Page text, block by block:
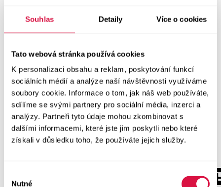
Souhlas Detaily Více o cookies
Tato webová stránka používá cookies
K personalizaci obsahu a reklam, poskytování funkcí
sociálních médií a analýze naší návštěvnosti využíváme
soubory cookie. Informace o tom, jak náš web používáte,
sdílíme se svými partnery pro sociální média, inzerci a
analýzy. Partneři tyto údaje mohou zkombinovat s
dalšími informacemi, které jste jim poskytli nebo které
získali v důsledku toho, že používáte jejich služby.
Nutné